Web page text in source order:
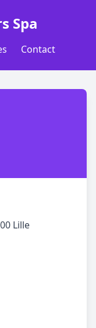
Spa
Contact
Lille